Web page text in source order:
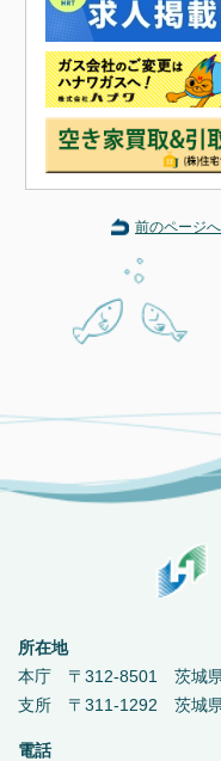
前のページ
所在地
本庁 〒312-8501 茨城県
支所 〒311-1292 茨城県
電話